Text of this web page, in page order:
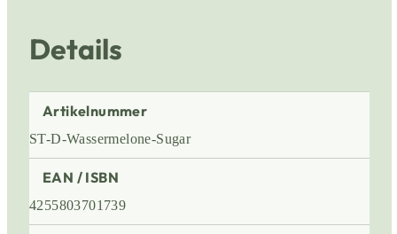
Details
Artikelnummer
ST-D-Wassermelone-Sugar
EAN / ISBN
4255803701739